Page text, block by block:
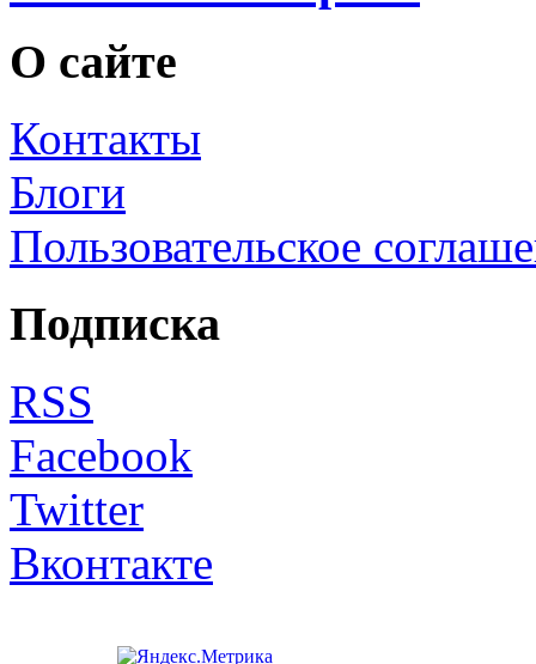
О сайте
Контакты
Блоги
Пользовательское
Подписка
RSS
Facebook
Twitter
Вконтакте